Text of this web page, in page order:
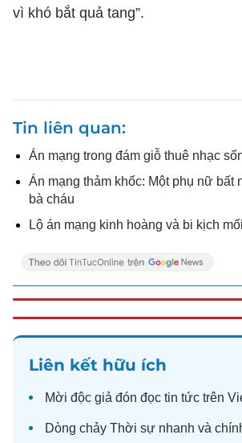
vì khó bắt quả tang”.
Tin liên quan
Án mạng trong đám giỗ thuê nhạc
Án mạng thảm khốc: Một phụ nữ bất
bà cháu
Lộ án mạng kinh hoàng và bi kịch
Liên kết hữu ích
Mời độc giả đón đọc tin tức trên
Dòng chảy Thời sự nhanh và